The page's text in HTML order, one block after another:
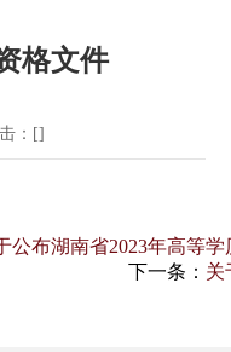
格文件
：[]
公布湖南省2023年高等
下一条： 关